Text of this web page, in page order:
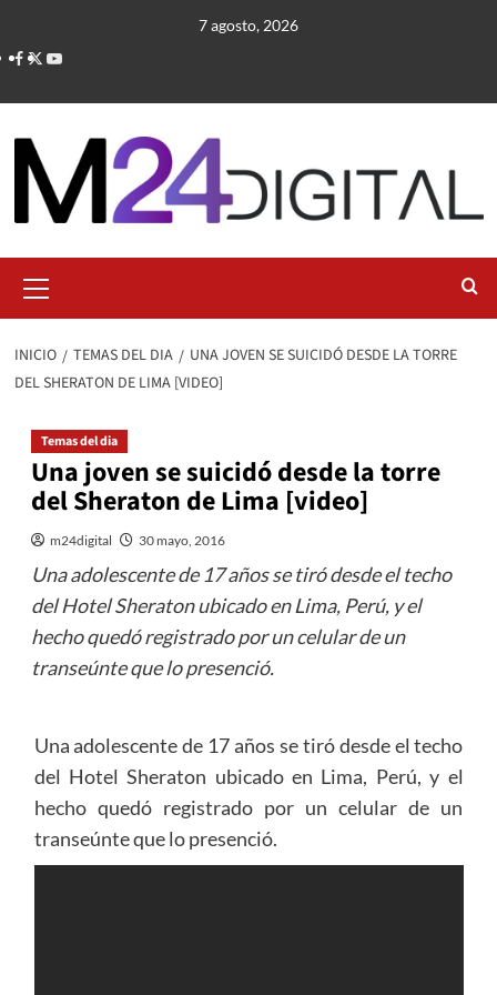
contenido
7 agosto, 2026
primario
INICIO TEMAS DEL DIA
UNA JOVEN SE SUICIDÓ DESDE LA TORRE
DEL SHERATON DE LIMA [VIDEO]
Temas del dia
Una joven se suicidó desde la torre
del Sheraton de Lima [video]
m24digital 30 mayo, 2016
Una adolescente de 17 años se tiró desde el techo
del Hotel Sheraton ubicado en Lima, Perú, y el
hecho quedó registrado por un celular de un
transeúnte que lo presenció.
Una adolescente de 17 años se tiró desde el techo
del Hotel Sheraton ubicado en Lima, Perú, y el
hecho quedó registrado por un celular de un
transeúnte que lo presenció.